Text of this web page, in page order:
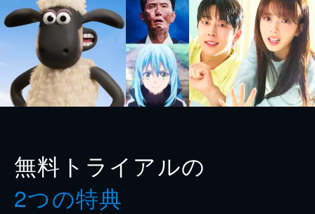
無料トライアルの
2つの特典